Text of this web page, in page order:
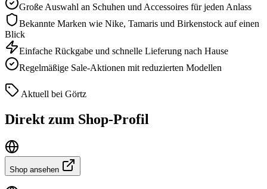
Große Auswahl an Schuhen und Accessoires für jeden Anlass
Bekannte Marken wie Nike, Tamaris und Birkenstock auf einen
Blick
Einfache Rückgabe und schnelle Lieferung nach Hause
Regelmäßige Sale-Aktionen mit reduzierten Modellen
Aktuell bei Görtz
Direkt zum Shop-Profil
Shop ansehen